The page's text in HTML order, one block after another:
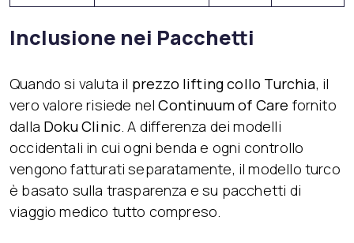
Inclusione nei Pacchetti
Quando si valuta il prezzo lifting collo Turchia, il
vero valore risiede nelContinuum of Care fornito
dalla Doku Clinic. A differenza dei modelli
occidentali in cui ogni benda e ogni controllo
vengono fatturati separatamente, il modello turco
è basato sulla trasparenza e su pacchetti di
viaggio medico tutto compreso.